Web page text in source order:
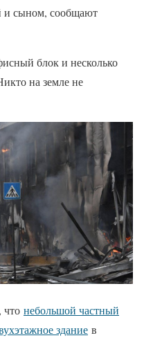
и сыном, сообщают
блок и несколько
на земле не
что небольшой частный
здание в